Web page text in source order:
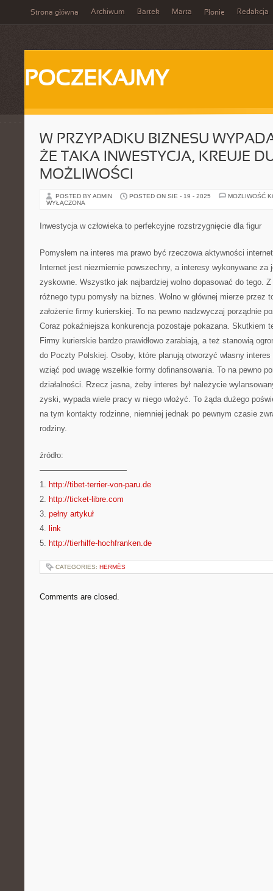
Strona główna Archiwum Bartek Marta Płonie Redakcja
POCZEKAJMY
W PRZYPADKU BIZNESU
ŻE TAKA INWESTYCJA, KREUJE
MOŻLIWOŚCI
POSTED BY ADMIN POSTED ON SIE - 19 - 2025
MOŻLIWOŚĆ
WYŁĄCZONA
Inwestycja w człowieka to perfekcyjne rozstrzygnięcie dla figur
Pomysłem na interes ma prawo być rzeczowa aktywności
Internet jest niezmiernie powszechny, a interesy wykonywane za
zyskowne. Wszystko jak najbardziej wolno dopasować do tego.
różnego typu pomysły na biznes. Wolno w głównej mierze przez
założenie firmy kurierskiej. To na pewno nadzwyczaj porządnie
Coraz pokaźniejsza konkurencja pozostaje pokazana. Skutkiem
Firmy kurierskie bardzo prawidłowo zarabiają, a też stanowią
do Poczty Polskiej. Osoby, które planują otworzyć własny interes
wziąć pod uwagę wszelkie formy dofinansowania. To na pewno
działalności. Rzecz jasna, żeby interes był należycie
zyski, wypada wiele pracy w niego włożyć. To żąda dużego
na tym kontakty rodzinne, niemniej jednak po pewnym czasie
rodziny.
źródło:
———————————
1. http://tibet-terrier-von-paru.de
2. http://ticket-libre.com
3. pełny artykuł
4. link
5. http://tierhilfe-hochfranken.de
CATEGORIES: HERMÈS
Comments are closed.